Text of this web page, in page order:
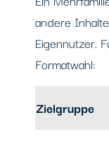
andere
Eigennutzer.
Formatwahl:
Zielgruppe